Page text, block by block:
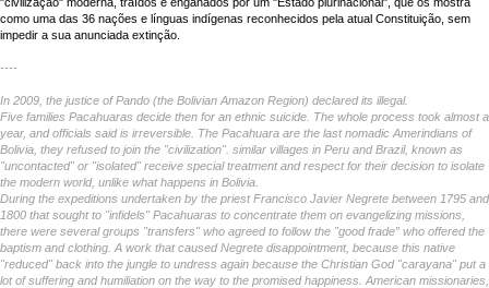
como uma das 36 nações e línguas indígenas reconhecidos pela atual Constituição, sem
impedir a sua anunciada extinção.
----
In 2009, the justice of Pando (the Bolivian Amazon Region) declared its illegal.
Five families Pacahuaras decide then for an ethnic suicide. The whole process took almost a
year, and officials said is irreversible. The Pacahuara are the last nomadic Amerindians of
Bolivia, they refused to join the "civilization". similar villages in Peru and Brazil, known as
"uncontacted" or "isolated" receive special treatment and respect for their decision to isolate
the modern world, unlike what happens in Bolivia.
During the expeditions undertaken by the priest Francisco Javier Negrete between 1795 and
1800 that sought to "infidels" Pacahuaras to concentrate them on evangelizing missions,
there were several groups "transfers" who agreed to follow the "good frade” who offered the
baptism and clothing. A work that caused Negrete disappointment, because this native
"reduced" back into the jungle to undress again because the Christian God "carayana" put a
lot of suffering and humiliation on the way to the promised happiness. American missionaries,